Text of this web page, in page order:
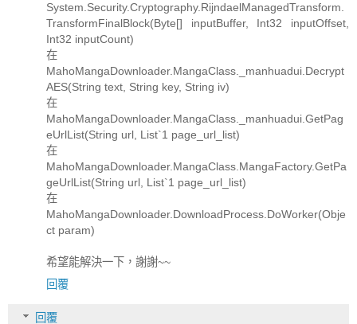
System.Security.Cryptography.RijndaelManagedTransform.
TransformFinalBlock(Byte[] inputBuffer, Int32 inputOffset,
Int32 inputCount)
在
MahoMangaDownloader.MangaClass._manhuadui.Decrypt
AES(String text, String key, String iv)
在
MahoMangaDownloader.MangaClass._manhuadui.GetPag
eUrlList(String url, List`1 page_url_list)
在
MahoMangaDownloader.MangaClass.MangaFactory.GetPa
geUrlList(String url, List`1 page_url_list)
在
MahoMangaDownloader.DownloadProcess.DoWorker(Obje
ct param)
希望能解決一下，謝謝~~
回覆
回覆